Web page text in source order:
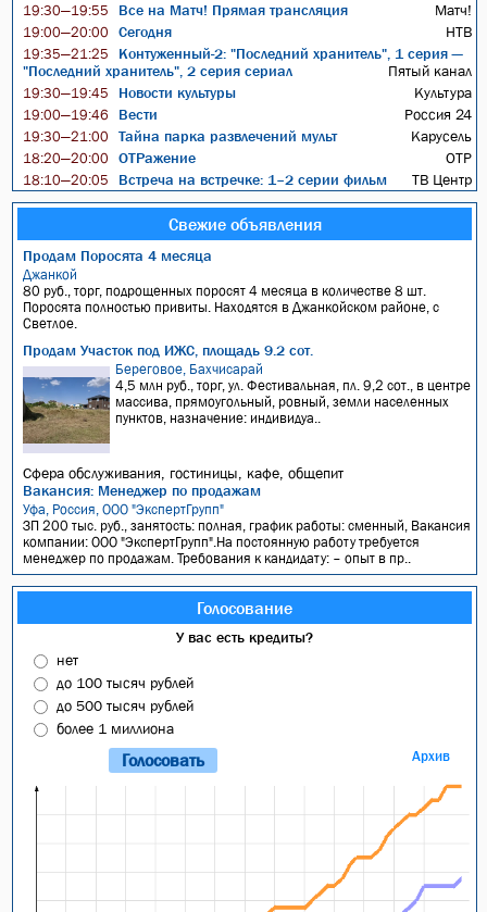
19:30—19:55 Все на Матч! Прямая трансляция Матч!
19:00—20:00 Сегодня НТВ
19:35—21:25
Контуженный-2: "Последний хранитель", 1 серия —
"Последний хранитель", 2 серия сериал
Пятый канал
19:30—19:45 Новости культуры Культура
19:00—19:46 Вести Россия 24
19:30—21:00 Тайна парка развлечений мульт Карусель
18:20—20:00 ОТРажение ОТР
18:10—20:05 Встреча на встречке: 1–2 серии фильм ТВ Центр
Свежие объявления
Продам Поросята 4 месяца
Джанкой
80 руб., торг, подрощенных поросят 4 месяца в количестве 8 шт.
Поросята полностью привиты. Находятся в Джанкойском районе, с
Светлое.
Продам Участок под ИЖС, площадь 9.2 сот.
Береговое, Бахчисарай
4,5 млн руб., торг, ул. Фестивальная, пл. 9,2 сот., в центре
массива, прямоугольный, ровный, земли населенных
пунктов, назначение: индивидуа..
Сфера обслуживания, гостиницы, кафе, общепит
Вакансия: Менеджер по продажам
Уфа, Россия, ООО "ЭкспертГрупп"
ЗП 200 тыс. руб., занятость: полная, график работы: сменный, Вакансия
компании: ООО "ЭкспертГрупп".На постоянную работу требуется
менеджер по продажам. Требования к кандидату: – опыт в пр..
Голосование
У вас есть кредиты?
нет
до 100 тысяч рублей
до 500 тысяч рублей
более 1 миллиона
Архив